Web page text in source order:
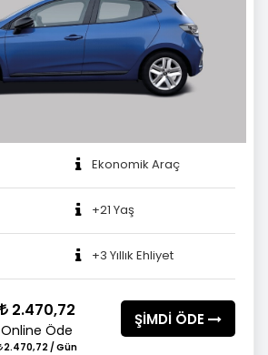
Ekonomik Araç
+21 Yaş
+3 Yıllık Ehliyet
2.470,72
Online Öde
2.470,72 / Gün
ŞİMDİ ÖDE